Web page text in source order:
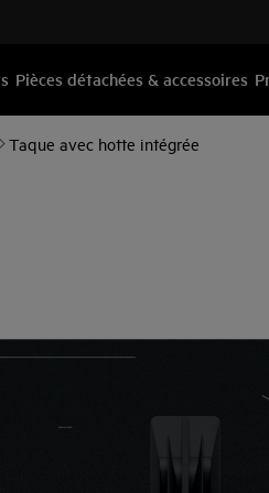
Pièces détachées & accessoires
Taque avec hotte intégrée